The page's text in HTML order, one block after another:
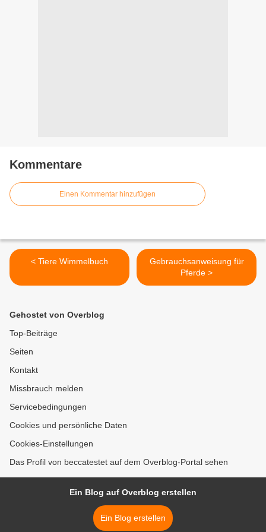
Kommentare
Einen Kommentar hinzufügen
< Tiere Wimmelbuch
Gebrauchsanweisung für
Pferde >
Gehostet von Overblog
Top-Beiträge
Seiten
Kontakt
Missbrauch melden
Servicebedingungen
Cookies und persönliche Daten
Cookies-Einstellungen
Das Profil von beccatestet auf dem Overblog-Portal sehen
Ein Blog auf Overblog erstellen
Ein Blog erstellen